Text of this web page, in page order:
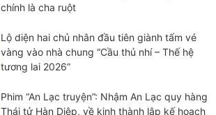
chính là cha ruột
Lộ diện hai chủ nhân đầu tiên giành tấm vé
vàng vào nhà chung “Cầu thủ nhí – Thế hệ
tương lai 2026”
Phim “An Lạc truyện”: Nhậm An Lạc quy hàng
Thái tử Hàn Diệp, về kinh thành lập kế hoạch